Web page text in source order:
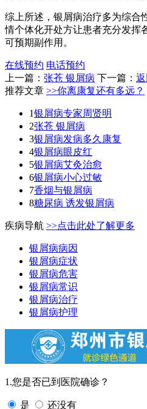
综上所述，银屑病治疗多为综合
情个体化开处方让患者充分发挥
可预期副作用。
在线预约 电话预约
上一篇： 张苍 银屑病 下一篇：
推荐文章 >>你离康复还有多远？
1银屑病专家周贤明
2张苍 银屑病
3银屑病发病多久康复
4银屑病眼皮红
5银屑病艾灸治愈
6银屑病小心过敏
7香烟与银屑病
8糖尿病 诱发银屑病
疾病导航 >>点击此处了解更多
银屑病病因
银屑病症状
银屑病危害
银屑病常识
银屑病治疗
银屑病护理
1.您是否已到医院确诊？
是 还没有